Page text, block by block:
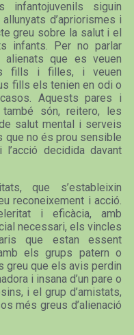
siguin
d’apriorismes i
greu sobre la salut i el
infants. Per no parlar
que es veuen
fills i filles, i veuen
fills els tenien en odi o
Aquests pares i
són, reitero, les
salut mental i serveis
que no és prou sensible
decidida davant
que s’estableixin
reconeixement i acció.
i eficàcia, amb
necessari, els vincles
que estan essent
els grups patern o
greu que els avis perdin
i insana d’un pare o
i el grup d’amistats,
més greus d’alienació